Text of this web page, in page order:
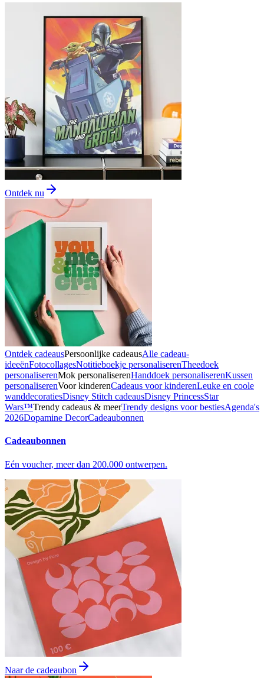
Ontdek nu
Ontdek cadeausPersoonlijke cadeausAlle cadeau-
ideeënFotocollagesNotitieboekje personaliserenTheedoek
personaliserenMok personaliserenHanddoek personaliserenKussen
personaliserenVoor kinderenCadeaus voor kinderenLeuke en coole
wanddecoratiesDisney Stitch cadeausDisney PrincessStar
Wars™Trendy cadeaus & meerTrendy designs voor bestiesAgenda's
2026Dopamine DecorCadeaubonnen
Cadeaubonnen
Eén voucher, meer dan 200.000 ontwerpen.
Naar de cadeaubon